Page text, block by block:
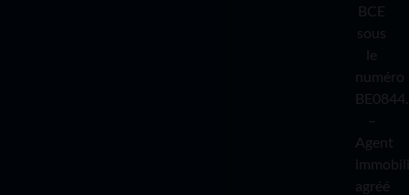
BCE
sous
le
numéro
–
Agent
agréé